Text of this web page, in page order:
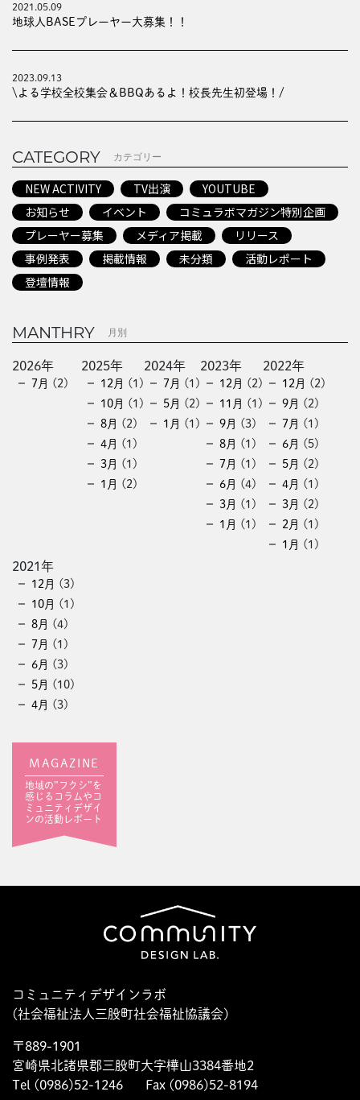
2021.05.09
地球人BASEプレーヤー大募集！！
2023.09.13
\よる学校全校集会＆BBQあるよ！校長先生初登場！/
CATEGORY カテゴリー
NEW ACTIVITY TV出演
YOUTUBE
お知らせ
イベント
コミュラボマガジン特別企画
プレーヤー募集
メディア掲載
リリース
事例発表
掲載情報 未分類
活動レポート
登壇情報
MANTHRY 月別
2026年
7月 (2)
2025年
12月 (1)
10月 (1)
8月 (2)
4月 (1)
3月 (1)
1月 (2)
2024年
7月 (1)
5月 (2)
1月 (1)
2023年
12月 (2)
11月 (1)
9月 (3)
8月 (1)
7月 (1)
6月 (4)
3月 (1)
1月 (1)
2022年
12月 (2)
9月 (2)
7月 (1)
6月 (5)
5月 (2)
4月 (1)
3月 (2)
2月 (1)
1月 (1)
2021年
12月 (3)
10月 (1)
8月 (4)
7月 (1)
6月 (3)
5月 (10)
4月 (3)
MAGAZINE
地域の”フクシ”を
感じるコラムやコ
ミュニティデザイ
ンの活動レポート
コミュニティデザインラボ
(社会福祉法人三股町社会福祉協議会)
〒889-1901
宮崎県北諸県郡三股町大字樺山3384番地2
Tel (0986)52-1246
Fax (0986)52-8194